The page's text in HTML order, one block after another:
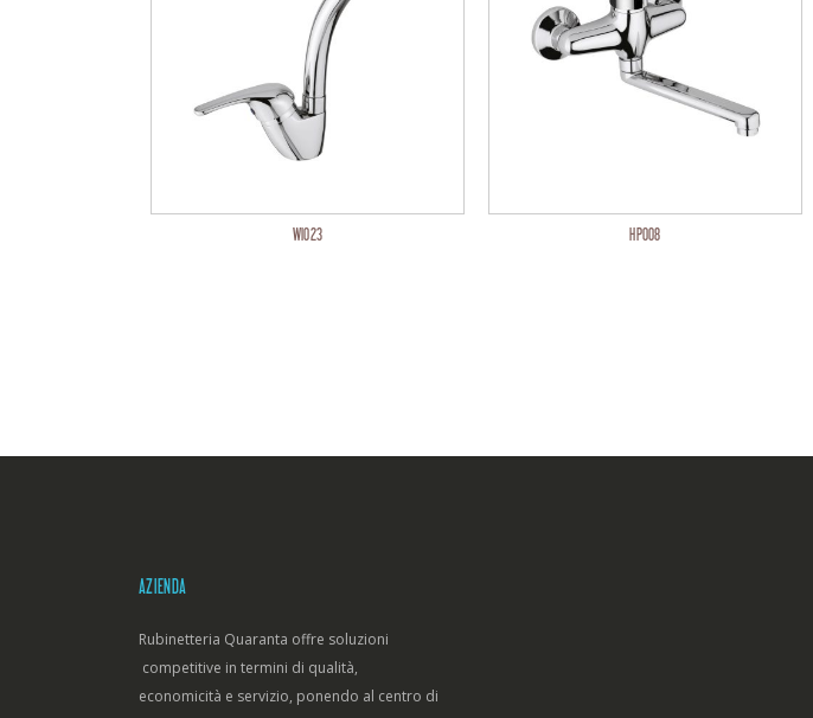
WI023 HP008
AZIENDA
Rubinetteria Quaranta offre soluzioni
competitive in termini di qualità,
economicità e servizio, ponendo al centro di